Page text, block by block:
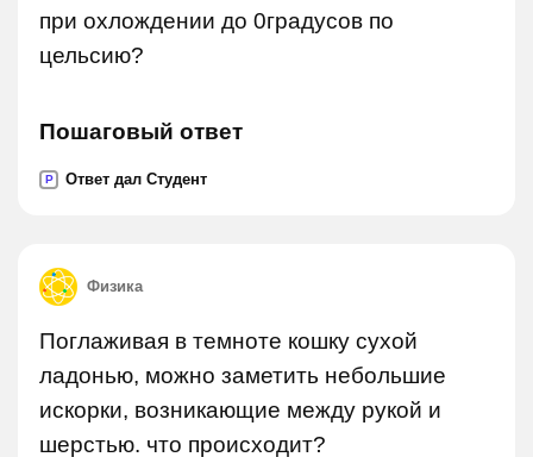
при охлождении до 0градусов по
цельсию?
Пошаговый ответ
P Ответ дал Студент
Физика
Поглаживая в темноте кошку сухой
ладонью, можно заметить небольшие
искорки, возникающие между рукой и
шерстью. что происходит?